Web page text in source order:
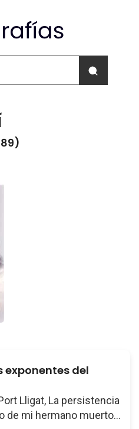
exponentes del
Lligat, La persistencia
de mi hermano muerto...